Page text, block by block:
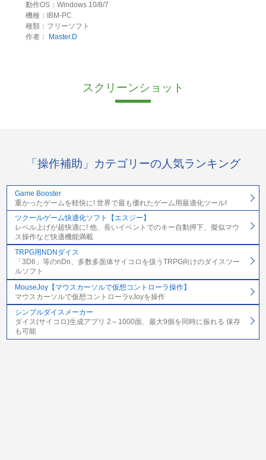
動作OS：Windows 10/8/7
機種：IBM-PC
種類：フリーソフト
作者：
Master.D
スクリーンショット
「操作補助」カテゴリーの人気ランキング
Game Booster
重かったゲームを軽快に! 世界で最も優れたゲーム用最適化ツール!
ツクールゲーム快適化ソフト【エスジー】
レベル上げが超快適に! 他、長いイベントでのキー自動押下、擬似マウ
ス操作など快適機能満載
TRPG用NDNダイス
「3D6」等のnDn、多数多面体サイコロを扱うTRPG向けのダイスツー
ルソフト
MouseJoy【マウスカーソルで仮想コントローラ操作】
マウスカーソルで仮想コントローラvJoyを操作
シンプルダイスメーカー
ダイス(サイコロ)生成アプリ 2～1000面、最大9個を同時に振れる 保存
も可能